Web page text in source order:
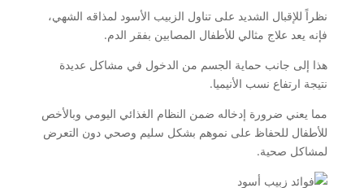
نظراً للإقبال الشديد على تناول الزبيب الأسود لمذاقه الشهي،
فإنه يعد علاج مثالي للأطفال المصابين بفقر الدم.
هذا إلى جانب حماية الجسم من الدخول في مشاكل عديدة
نتيجة ارتفاع نسب الأنيميا.
مما يعني ضرورة إدخاله ضمن النظام الغذائي اليومي وبالأخص
للأطفال للحفاظ على نموهم بشكل سليم وصحي دون التعرض
لمشاكل صحية.